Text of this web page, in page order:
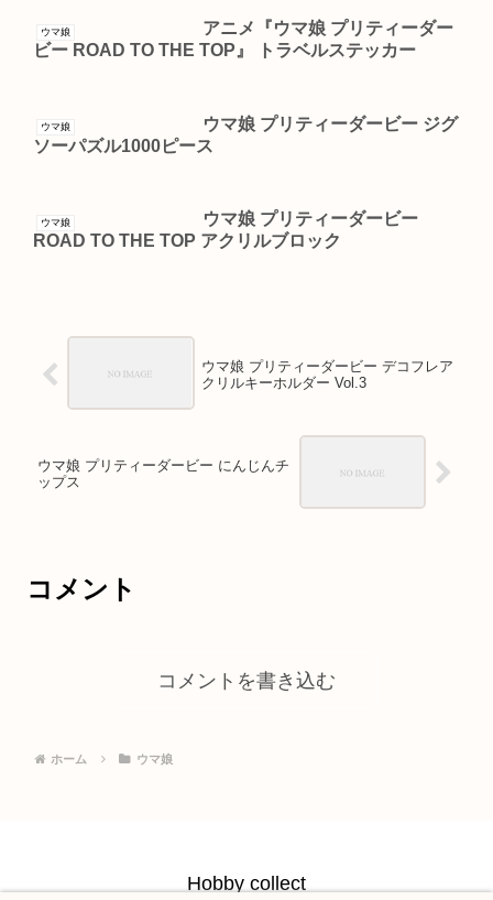
ウマ娘
アニメ『ウマ娘 プリティーダー
ビー ROAD TO THE TOP』 トラベルステッカー
ウマ娘
ウマ娘 プリティーダービー ジグ
ソーパズル1000ピース
ウマ娘
ウマ娘 プリティーダービー
ROAD TO THE TOP アクリルブロック
ウマ娘 プリティーダービー デコフレア
クリルキーホルダー Vol.3
ウマ娘 プリティーダービー にんじんチ
ップス
コメント
コメントを書き込む
ホーム ウマ娘
Hobby collect